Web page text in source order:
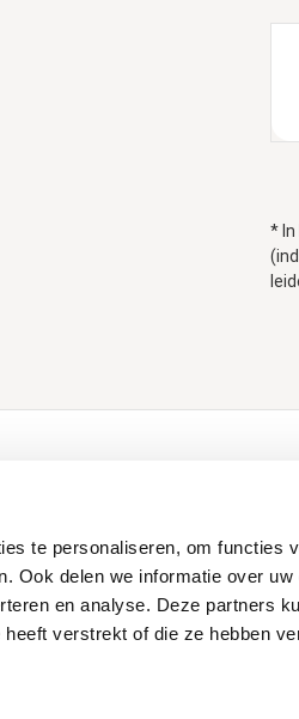
te personaliseren, om functies
Ook delen we informatie over
en analyse. Deze partners
verstrekt of die ze hebben
*
Login Dealershop
Maatwerk